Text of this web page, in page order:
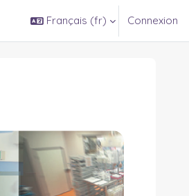
Français ‎(fr)‎ Connexion